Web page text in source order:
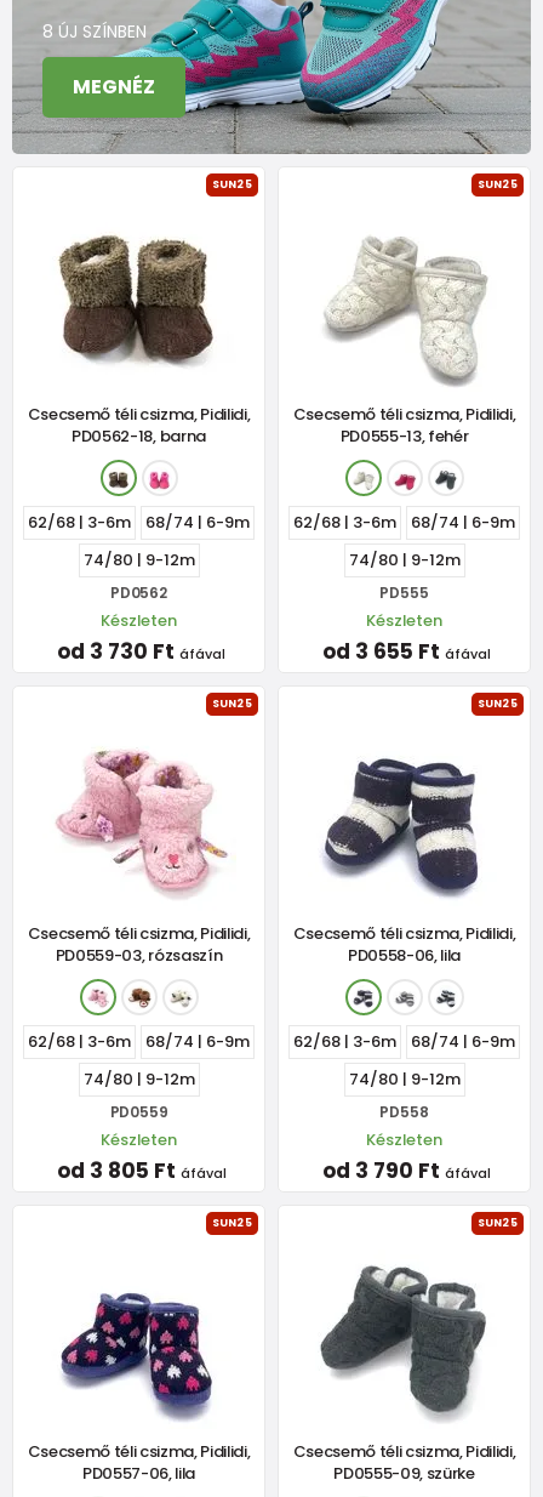
8 ÚJ SZÍNBEN
MEGNÉZ
SUN25
Csecsemő téli csizma, Pidilidi,
PD0562-18, barna
62/68 | 3-6m
68/74 | 6-9m
74/80 | 9-12m
PD0562
Készleten
od 3 730 Ft áfával
SUN25
Csecsemő téli csizma, Pidilidi,
PD0555-13, fehér
62/68 | 3-6m
68/74 | 6-9m
74/80 | 9-12m
PD555
Készleten
od 3 655 Ft áfával
SUN25
Csecsemő téli csizma, Pidilidi,
PD0559-03, rózsaszín
62/68 | 3-6m
68/74 | 6-9m
74/80 | 9-12m
PD0559
Készleten
od 3 805 Ft áfával
SUN25
Csecsemő téli csizma, Pidilidi,
PD0558-06, lila
62/68 | 3-6m
68/74 | 6-9m
74/80 | 9-12m
PD558
Készleten
od 3 790 Ft áfával
SUN25
Csecsemő téli csizma, Pidilidi,
PD0557-06, lila
SUN25
Csecsemő téli csizma, Pidilidi,
PD0555-09, szürke